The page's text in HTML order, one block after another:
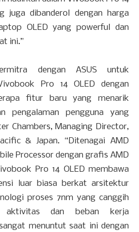
juga dibanderol dengan harga
OLED yang powerful dan
ini.”
dengan ASUS untuk
Pro 14 OLED dengan
fitur baru yang menarik
pengalaman pengguna yang
Chambers, Managing Director,
& Japan. “Ditenagai AMD
Processor dengan grafis AMD
Pro 14 OLED membawa
luar biasa berkat arsitektur
proses 7nm yang canggih
aktivitas dan beban kerja
menuntut saat ini dengan